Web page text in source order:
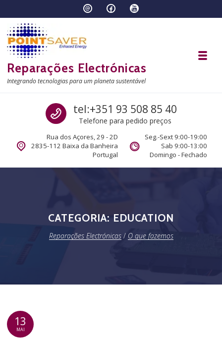
Reparações Electrónicas
Integrando tecnologias para um planeta sustentável
Call us
tel:+351 93 508 85 40
Telefone para pedido preços
Rua dos Açores, 29 - 2D
2835-112 Baixa da Banheira
Portugal
Seg.-Sext 9:00-19:00
Sab 9:00-13:00
Domingo - Fechado
CATEGORIA: EDUCATION
Reparações Electrónicas/ O que fazemos
13
MAI